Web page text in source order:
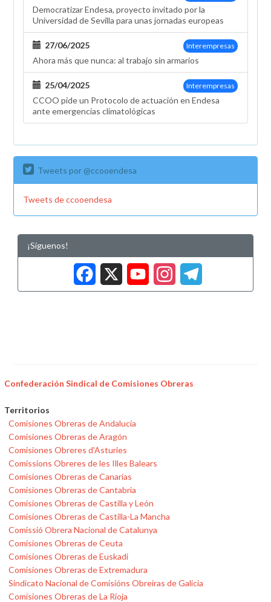
Democratizar Endesa, proyecto invitado por la
Universidad de Sevilla para unas jornadas europeas
Interempresas
27/06/2025
Ahora más que nunca: al trabajo sin armarios
Interempresas
25/04/2025
CCOO pide un Protocolo de actuación en Endesa
ante emergencias climatológicas
Tweets por @ccooendesa
Tweets de ccooendesa
¡Síguenos!
Facebook
X
Confederación Sindical de Comisiones Obreras
Territorios
Comisiones Obreras de Andalucía
Comisiones Obreras de Aragón
Comisiones Obreres d'Asturies
Comissions Obreres de les Illes Balears
Comisiones Obreras de Canarias
Comisiones Obreras de Cantabria
Comisiones Obreras de Castilla y León
Comisiones Obreras de Castilla-La Mancha
Comissió Obrera Nacional de Catalunya
Comisiones Obreras de Ceuta
Comisiones Obreras de Euskadi
Comisiones Obreras de Extremadura
Sindicato Nacional de Comisións Obreiras de Galicia
Comisiones Obreras de La Rioja